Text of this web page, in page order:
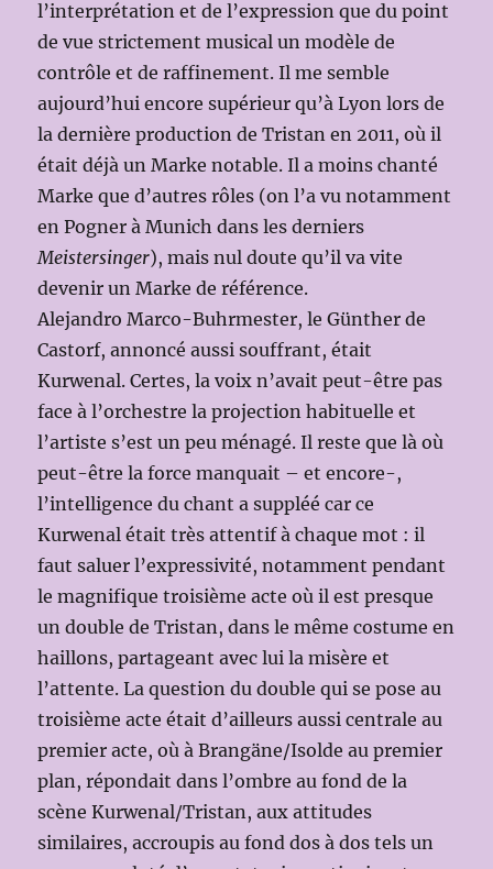
l’interprétation et de l’expression que du point
de vue strictement musical un modèle de
contrôle et de raffinement. Il me semble
aujourd’hui encore supérieur qu’à Lyon lors de
la dernière production de Tristan en 2011, où il
était déjà un Marke notable. Il a moins chanté
Marke que d’autres rôles (on l’a vu notamment
en Pogner à Munich dans les derniers
Meistersinger), mais nul doute qu’il va vite
devenir un Marke de référence.
Alejandro Marco-Buhrmester, le Günther de
Castorf, annoncé aussi souffrant, était
Kurwenal. Certes, la voix n’avait peut-être pas
face à l’orchestre la projection habituelle et
l’artiste s’est un peu ménagé. Il reste que là où
peut-être la force manquait – et encore-,
l’intelligence du chant a suppléé car ce
Kurwenal était très attentif à chaque mot : il
faut saluer l’expressivité, notamment pendant
le magnifique troisième acte où il est presque
un double de Tristan, dans le même costume en
haillons, partageant avec lui la misère et
l’attente. La question du double qui se pose au
troisième acte était d’ailleurs aussi centrale au
premier acte, où à Brangäne/Isolde au premier
plan, répondait dans l’ombre au fond de la
scène Kurwenal/Tristan, aux attitudes
similaires, accroupis au fond dos à dos tels un